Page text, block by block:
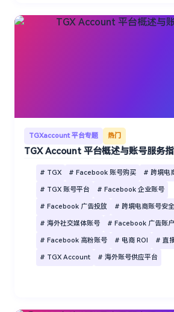
TGXaccount 平台专题 热门
TGX Account 平台概述与账号服务
# TGX # Facebook 账号购买 # 跨境电
# TGX 账号平台 # Facebook 企业账号
# Facebook 广告投放 # 跨境电商账号安全
# 海外社交媒体账号 # Facebook 广告账户
# Facebook 高粉账号 # 电商 ROI # 直
# TGX Account # 海外账号供应平台